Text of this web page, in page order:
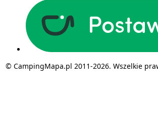
© CampingMapa.pl 2011-2026. Wszelkie